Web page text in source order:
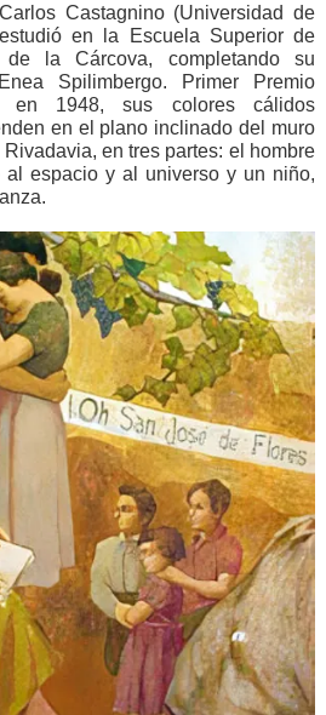
Castagnino (Universidad de
en la Escuela Superior de
de la Cárcova, completando su
Spilimbergo. Primer Premio
en 1948, sus colores cálidos
en el plano inclinado del muro
en tres partes: el hombre
al espacio y al universo y un niño,